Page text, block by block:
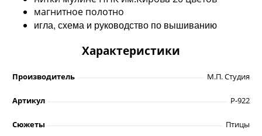
магнитное полотно
игла, схема и руководство по вышиванию
Характеристики
Производитель М.П. Студия
Артикул Р-922
Сюжеты Птицы